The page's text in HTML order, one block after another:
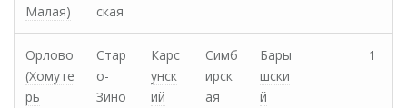
Малая)
ская
Орлово
(Хомуте
рь
Стар
о-
Зино
Карс
унск
ий
Симб
ирск
ая
Бары
шски
й
1